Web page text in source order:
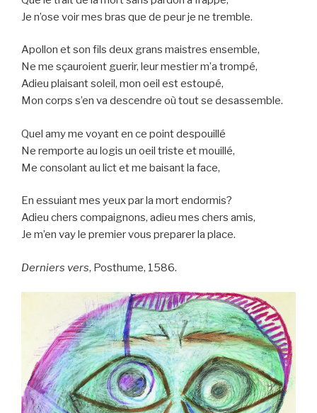
Je n’ose voir mes bras que de peur je ne tremble.
Apollon et son fils deux grans maistres ensemble,
Ne me sçauroient guerir, leur mestier m’a trompé,
Adieu plaisant soleil, mon oeil est estoupé,
Mon corps s’en va descendre où tout se desassemble.
Quel amy me voyant en ce point despouillé
Ne remporte au logis un oeil triste et mouillé,
Me consolant au lict et me baisant la face,
En essuiant mes yeux par la mort endormis?
Adieu chers compaignons, adieu mes chers amis,
Je m’en vay le premier vous preparer la place.
Derniers vers, Posthume, 1586.